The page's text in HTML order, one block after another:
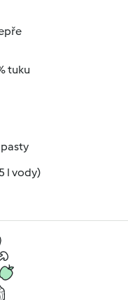
tuku
l vody)